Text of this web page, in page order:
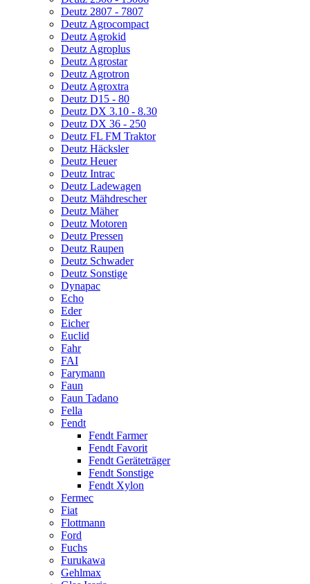
Deutz 2807 - 7807
Deutz Agrocompact
Deutz Agrokid
Deutz Agroplus
Deutz Agrostar
Deutz Agrotron
Deutz Agroxtra
Deutz D15 - 80
Deutz DX 3.10 - 8.30
Deutz DX 36 - 250
Deutz FL FM Traktor
Deutz Häcksler
Deutz Heuer
Deutz Intrac
Deutz Ladewagen
Deutz Mähdrescher
Deutz Mäher
Deutz Motoren
Deutz Pressen
Deutz Raupen
Deutz Schwader
Deutz Sonstige
Dynapac
Echo
Eder
Eicher
Euclid
Fahr
FAI
Farymann
Faun
Faun Tadano
Fella
Fendt
Fendt Farmer
Fendt Favorit
Fendt Geräteträger
Fendt Sonstige
Fendt Xylon
Fermec
Fiat
Flottmann
Ford
Fuchs
Furukawa
Gehlmax